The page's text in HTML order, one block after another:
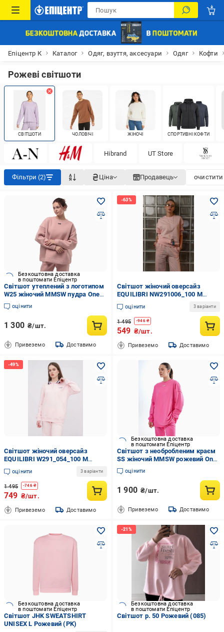
Епіцентр К Каталог Одяг, взуття, аксесуари Одяг Кофти
Рожеві світшоти
СВІТШОТИ ЧОЛОВІЧІ ЖІНОЧІ СПОРТИВНІ КОФТИ
Hibrand UT Store
Фільтри (2) Ціна Продавець очистити
Безкоштовна доставка
в поштомати Епіцентр
Світшот утеплений з логотипом
W25 жіночий MMSW пудра One
size
оцінити
1 300 ₴/шт.
Привеземо Доставимо
Світшот жіночий оверсайз
EQUILIBRI NW291006_100 M
Рожевий
оцінити 3 варіанти
1 495 -946₴
549 ₴/шт.
Привеземо Доставимо
Світшот жіночий оверсайз
EQUILIBRI W291_054_100 M
Рожевий
оцінити 3 варіанти
1 495 -746₴
749 ₴/шт.
Привеземо Доставимо
Безкоштовна доставка
в поштомати Епіцентр
Світшот з необробленим краєм
SS жіночий MMSW рожевий One
size
оцінити
1 900 ₴/шт.
Привеземо Доставимо
Безкоштовна доставка
в поштомати Епіцентр
Світшот JHK SWEATSHIRT
UNISEX L Рожевий (PK)
Безкоштовна доставка
в поштомати Епіцентр
Світшот р. 50 Рожевий (085)